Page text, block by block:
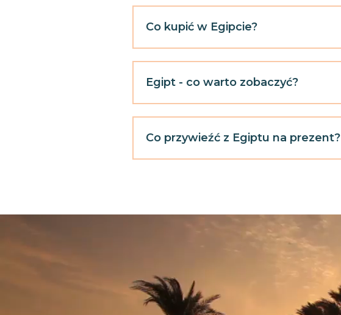
Co kupić w Egipcie?
Egipt - co warto zobaczyć?
Co przywieźć z Egiptu na prezent?